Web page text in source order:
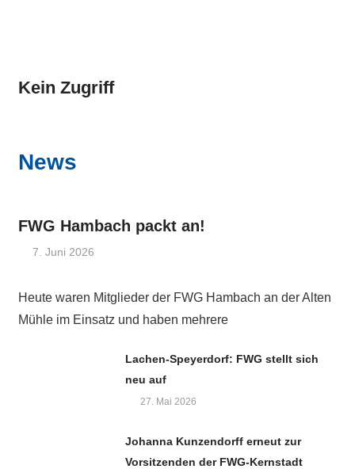
Kein Zugriff
News
FWG Hambach packt an!
7. Juni 2026
Heute waren Mitglieder der FWG Hambach an der Alten
Mühle im Einsatz und haben mehrere
Lachen-Speyerdorf: FWG stellt sich
neu auf
27. Mai 2026
Johanna Kunzendorff erneut zur
Vorsitzenden der FWG-Kernstadt